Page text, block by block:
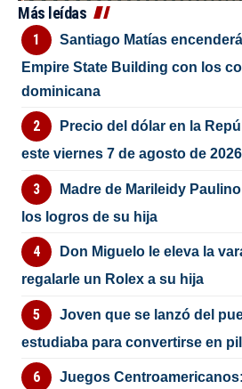
Más leídas
Santiago Matías
Empire State Building con los
dominicana
Precio del dólar en la
este viernes 7 de agosto de 2026
Madre de Marileidy
los logros de su hija
Don Miguelo le eleva la
regalarle un Rolex a su hija
Joven que se lanzó del
estudiaba para convertirse en
Juegos